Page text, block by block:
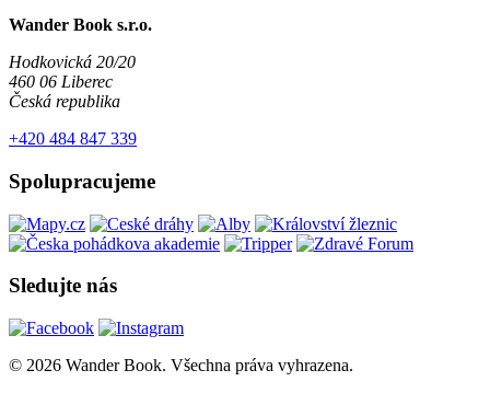
Wander Book s.r.o.
Hodkovická 20/20
460 06 Liberec
Česká republika
+420 484 847 339
Spolupracujeme
Sledujte nás
© 2026 Wander Book. Všechna práva vyhrazena.